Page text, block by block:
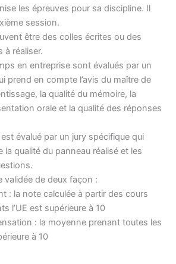
les épreuves pour sa discipline. Il
session.
être des colles écrites ou des
à réaliser.
en entreprise sont évalués par un
prend en compte l’avis du maître de
la qualité du mémoire, la
orale et la qualité des réponses
évalué par un jury spécifique qui
la qualité du panneau réalisé et les
validée de deux façon :
: la note calculée à partir des cours
l’UE est supérieure à 10
: la moyenne prenant toutes les
à 10